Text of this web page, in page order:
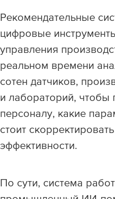
Рекомендательные
цифровые
управления
реальном времени
сотен датчиков,
и лабораторий, чтобы
персоналу, какие
стоит
эффективности.
По сути, система